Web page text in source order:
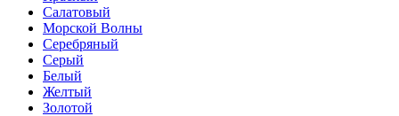
Салатовый
Морской Волны
Серебряный
Серый
Белый
Желтый
Золотой